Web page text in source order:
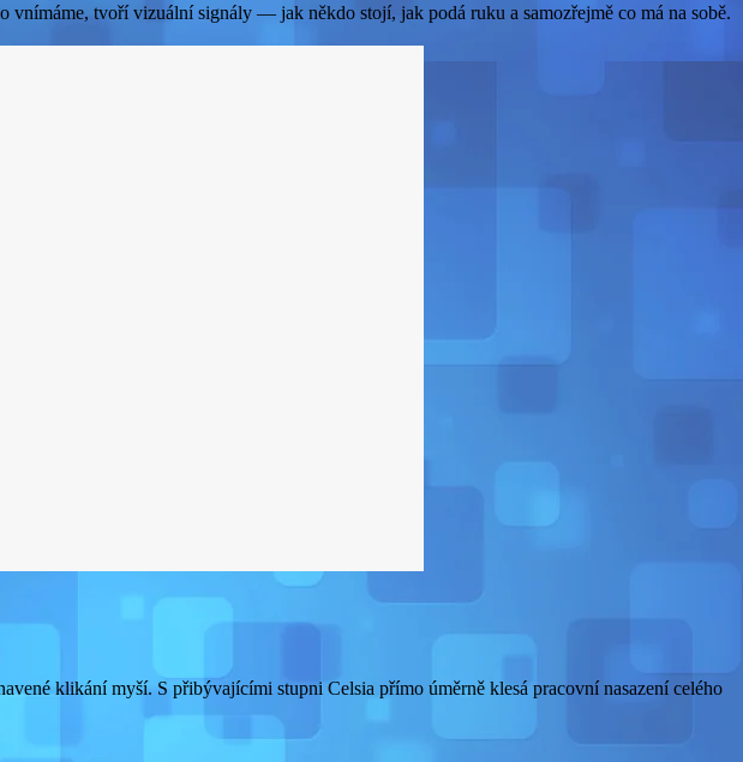
tvoří vizuální signály — jak někdo stojí, jak podá ruku a samozřejmě co má na sobě.
klikání myší. S přibývajícími stupni Celsia přímo úměrně klesá pracovní nasazení celého